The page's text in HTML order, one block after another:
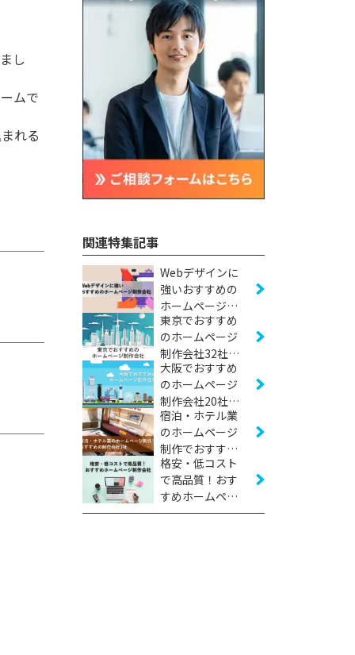
し
ムで
れる
関連特集記事
Webデザインに
強いおすすめの
ホームページ制
作会社22社
【2026年版】
東京でおすすめ
のホームページ
制作会社32社
【2026年版】
大阪でおすすめ
のホームページ
制作会社20社
【2026年版】
宿泊・ホテル業
のホームページ
制作でおすすめ
の制作会社7社
【2026年版】
格安・低コスト
で高品質！おす
すめホームペー
ジ制作会社17社